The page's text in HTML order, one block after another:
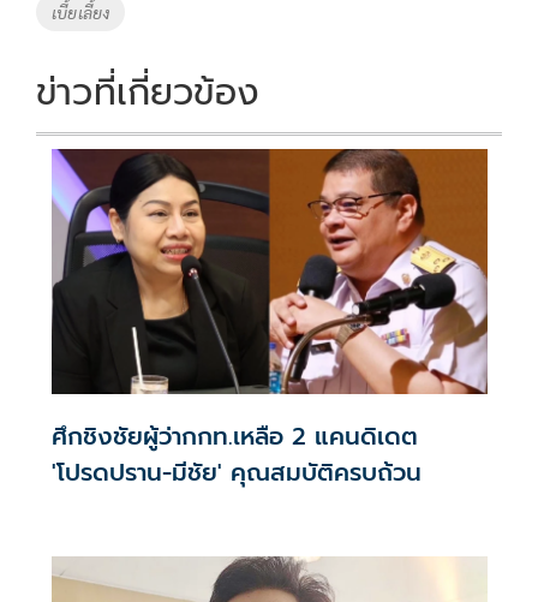
เบี้ยเลี้ยง
ข่าวที่เกี่ยวข้อง
ศึกชิงชัยผู้ว่ากกท.เหลือ 2 แคนดิเดต
'โปรดปราน-มีชัย' คุณสมบัติครบถ้วน